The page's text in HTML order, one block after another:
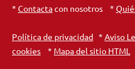
* Contactacon nosotros *
Política de privacidad * Aviso
cookies * Mapa del sitio HTML